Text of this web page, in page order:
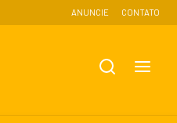
ANUNCIE CONTATO